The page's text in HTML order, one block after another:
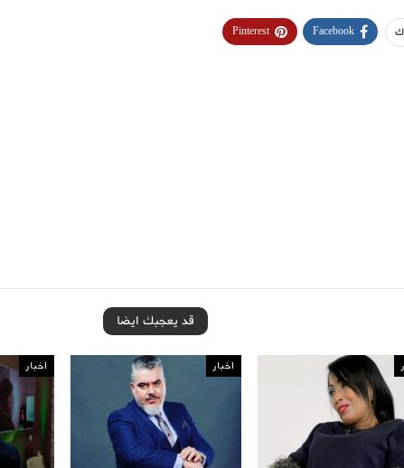
Facebook
Pinterest
قد يعجبك ايضا
اخبار اخبار